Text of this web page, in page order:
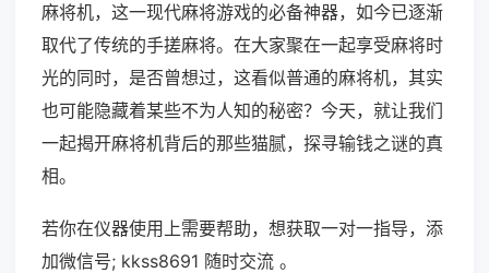
麻将机，这一现代麻将游戏的必备神器，如今已逐渐
取代了传统的手搓麻将。在大家聚在一起享受麻将时
光的同时，是否曾想过，这看似普通的麻将机，其实
也可能隐藏着某些不为人知的秘密？今天，就让我们
一起揭开麻将机背后的那些猫腻，探寻输钱之谜的真
相。
若你在仪器使用上需要帮助，想获取一对一指导，添
加微信号; kkss8691 随时交流 。